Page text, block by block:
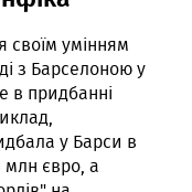
своїм умінням
з Барселоною у
в придбанні
у Барси в
млн євро, а